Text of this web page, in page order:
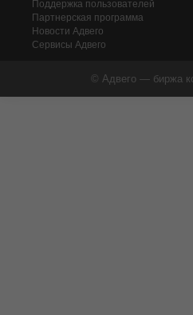
Поддержка пользователей
Партнерская программа
Новости Адвего
Сервисы Адвего
© Адвего — биржа